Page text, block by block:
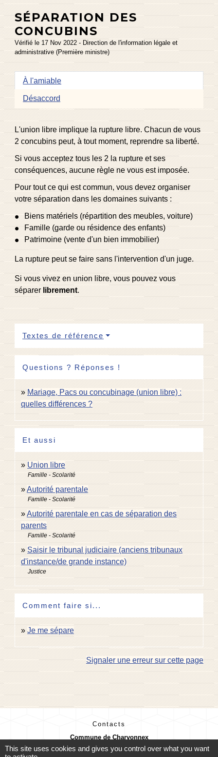
SÉPARATION DES
CONCUBINS
Vérifié le 17 Nov 2022 - Direction de l'information légale et
administrative (Première ministre)
À l'amiable
Désaccord
L'union libre implique la rupture libre. Chacun de vous
2 concubins peut, à tout moment, reprendre sa liberté.
Si vous acceptez tous les 2 la rupture et ses
conséquences, aucune règle ne vous est imposée.
Pour tout ce qui est commun, vous devez organiser
votre séparation dans les domaines suivants :
Biens matériels (répartition des meubles, voiture)
Famille (garde ou résidence des enfants)
Patrimoine (vente d'un bien immobilier)
La rupture peut se faire sans l'intervention d'un juge.
Si vous vivez en union libre, vous pouvez vous
séparerlibrement.
Textes de référence
Questions ? Réponses !
Mariage, Pacs ou concubinage (union libre) :
quelles différences ?
Et aussi
Union libre
Famille - Scolarité
Autorité parentale
Famille - Scolarité
Autorité parentale en cas de séparation des
parents
Famille - Scolarité
Saisir le tribunal judiciaire (anciens tribunaux
d'instance/de grande instance)
Justice
Comment faire si...
Je me sépare
Signaler une erreur sur cette page
Contacts
Commune de Charvonnex
585, route du Chef-Lieu
This site uses cookies and gives you control over what you want